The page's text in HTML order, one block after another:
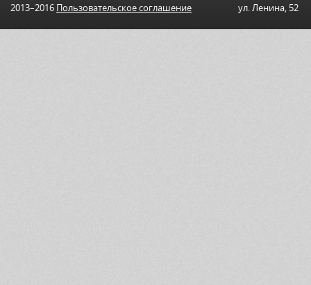
2013–2016 Пользовательскоe соглашениe
ул. Ленина, 52